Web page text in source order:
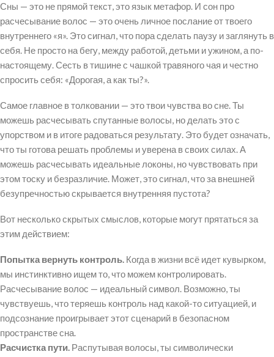
Сны — это не прямой текст, это язык метафор. И сон про
расчесывание волос — это очень личное послание от твоего
внутреннего «я». Это сигнал, что пора сделать паузу и заглянуть в
себя. Не просто на бегу, между работой, детьми и ужином, а по-
настоящему. Сесть в тишине с чашкой травяного чая и честно
спросить себя: «Дорогая, а как ты?».
Самое главное в толковании — это твои чувства во сне. Ты
можешь расчесывать спутанные волосы, но делать это с
упорством и в итоге радоваться результату. Это будет означать,
что ты готова решать проблемы и уверена в своих силах. А
можешь расчесывать идеальные локоны, но чувствовать при
этом тоску и безразличие. Может, это сигнал, что за внешней
безупречностью скрывается внутренняя пустота?
Вот несколько скрытых смыслов, которые могут прятаться за
этим действием:
Попытка вернуть контроль. Когда в жизни всё идет кувырком,
мы инстинктивно ищем то, что можем контролировать.
Расчесывание волос — идеальный символ. Возможно, ты
чувствуешь, что теряешь контроль над какой-то ситуацией, и
подсознание проигрывает этот сценарий в безопасном
пространстве сна.
Расчистка пути. Распутывая волосы, ты символически